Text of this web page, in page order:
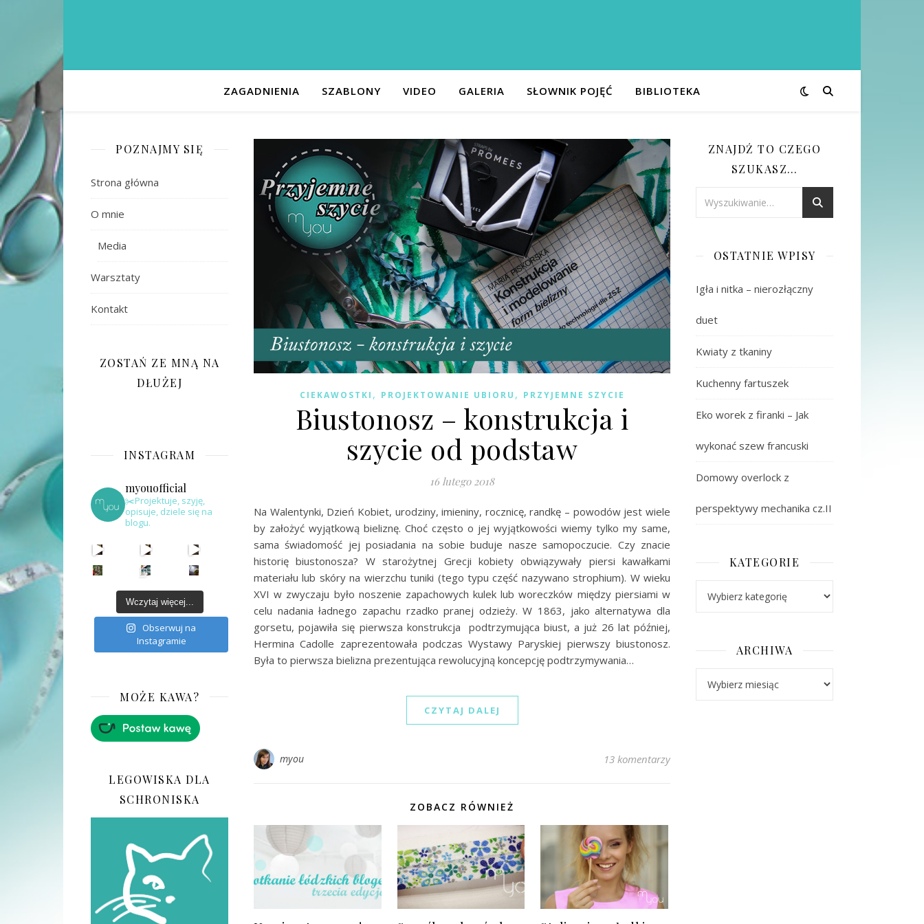
ZAGADNIENIA SZABLONY VIDEO GALERIA SŁOWNIK POJĘĆ BIBLIOTEKA
POZNAJMY SIĘ
Strona główna
O mnie
Media
Warsztaty
Kontakt
ZOSTAŃ ZE MNĄ NA
DŁUŻEJ
INSTAGRAM
myouofficial
✂️Projektuje, szyję,
opisuje, dziele się na
blogu.
Wczytaj więcej...
Obserwuj na
Instagramie
MOŻE KAWA?
LEGOWISKA DLA
SCHRONISKA
CIEKAWOSTKI , PROJEKTOWANIE UBIORU , PRZYJEMNE SZYCIE
Biustonosz – konstrukcja i
szycie od podstaw
16 lutego 2018
Na Walentynki, Dzień Kobiet, urodziny, imieniny, rocznicę, randkę – powodów jest wiele
by założyć wyjątkową bieliznę. Choć często o jej wyjątkowości wiemy tylko my same,
sama świadomość jej posiadania na sobie buduje nasze samopoczucie. Czy znacie
historię biustonosza? W starożytnej Grecji kobiety obwiązywały piersi kawałkami
materiału lub skóry na wierzchu tuniki (tego typu część nazywano strophium). W wieku
XVI w zwyczaju było noszenie zapachowych kulek lub woreczków między piersiami w
celu nadania ładnego zapachu rzadko pranej odzieży. W 1863, jako alternatywa dla
gorsetu, pojawiła się pierwsza konstrukcja podtrzymująca biust, a już 26 lat później,
Hermina Cadolle zaprezentowała podczas Wystawy Paryskiej pierwszy biustonosz.
Była to pierwsza bielizna prezentująca rewolucyjną koncepcję podtrzymywania…
CZYTAJ DALEJ
myou 13 komentarzy
ZOBACZ RÓWNIEŻ
ZNAJDŹ TO CZEGO
SZUKASZ…
OSTATNIE WPISY
Igła i nitka – nierozłączny
duet
Kwiaty z tkaniny
Kuchenny fartuszek
Eko worek z firanki – Jak
wykonać szew francuski
Domowy overlock z
perspektywy mechanika cz.II
KATEGORIE
ARCHIWA